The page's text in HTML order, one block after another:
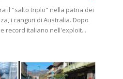
il "salto triplo" nella patria dei
i canguri di Australia. Dopo
record italiano nell'exploit...